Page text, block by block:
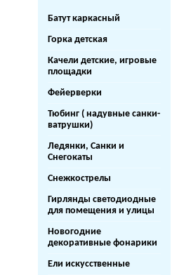
Батут каркасный
Горка детская
Качели детские, игровые
площадки
Фейерверки
Тюбинг ( надувные санки-
ватрушки)
Ледянки, Санки и
Снегокаты
Снежкострелы
Гирлянды светодиодные
для помещения и улицы
Новогодние
декоративные фонарики
Ели искусственные